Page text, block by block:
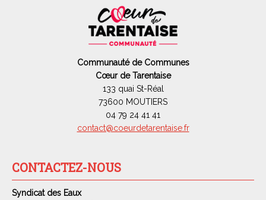
Communauté de Communes
Cœur de Tarentaise
133 quai St-Réal
73600 MOUTIERS
04 79 24 41 41
contact@coeurdetarentaise.fr
CONTACTEZ-NOUS
Syndicat des Eaux